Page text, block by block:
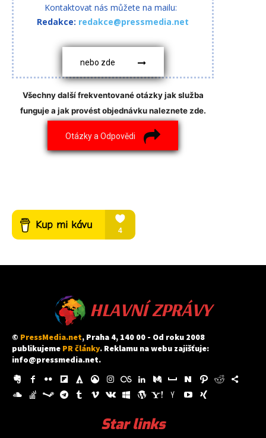
Kontaktovat nás můžete na mailu:
Redakce: redakce@pressmedia.net
nebo zde
Všechny další frekventované otázky jak služba
funguje a jak provést objednávku naleznete zde.
Otázky a Odpovědi
HLAVNÍ ZPRÁVY
© PressMedia.net, Praha 4, 140 00 - Od roku 2008
publikujeme PR články. Reklamu na webu zajišťuje:
info@pressmedia.net.
Star links